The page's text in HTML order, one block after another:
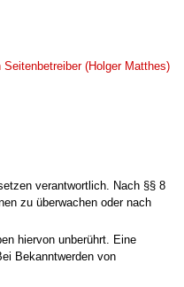
(Holger Matthes)
verantwortlich. Nach §§ 8
zu überwachen oder nach
hiervon unberührt. Eine
Bekanntwerden von